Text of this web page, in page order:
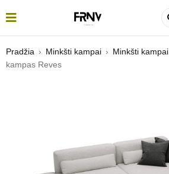
Pradžia › Minkšti kampai › Minkšti
kampas Reves